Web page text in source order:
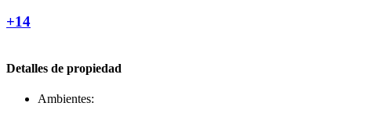
+14
Detalles de propiedad
Ambientes: